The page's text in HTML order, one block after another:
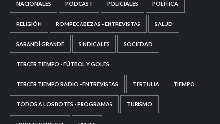
NACIONALES PODCAST POLICIALES POLÍTICA
RELIGIÓN ROMPECABEZAS - ENTREVISTAS SALUD
SARANDÍ GRANDE SINDICALES SOCIEDAD
TERCER TIEMPO - FÚTBOL Y GOLES
TERCER TIEMPO RADIO - ENTREVISTAS TERTULIA TIEMPO
TODOS A LOS BOTES - PROGRAMAS TURISMO